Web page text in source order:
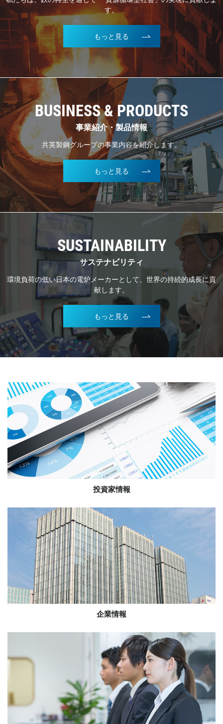
す。
もっと見る
BUSINESS & PRODUCTS
事業紹介・製品情報
共英製鋼グループの事業内容を紹介します。
もっと見る
SUSTAINABILITY
サステナビリティ
環境負荷の低い日本の電炉メーカーとして、世界の持続的成長に貢
献します。
もっと見る
投資家情報
企業情報